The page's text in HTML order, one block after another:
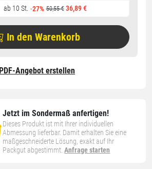
Jetzt im Sondermaß anfertigen!
Dieses Produkt ist mit Ihrer individuellen
Abmessung lieferbar. Damit erhalten Sie eine
maßgeschneiderte Lösung, exakt auf Ihr
Packgut abgestimmt.Anfrage starten
ab 10 St. -27% 50,55 € 36,89 €
In den Warenkorb
PDF-Angebot erstellen